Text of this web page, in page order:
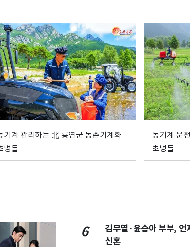
기계 관리하는 北 룡연군 농촌기계화
병들
농기계 운
초병들
6
김무열·윤승아 부부, 언
신혼